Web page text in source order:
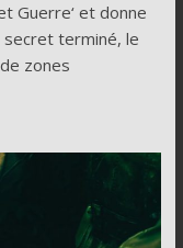
Guerre‘ et donne
terminé, le
zones